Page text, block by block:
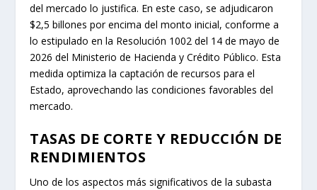
del mercado lo justifica. En este caso, se adjudicaron
$2,5 billones por encima del monto inicial, conforme a
lo estipulado en la Resolución 1002 del 14 de mayo de
2026 del Ministerio de Hacienda y Crédito Público. Esta
medida optimiza la captación de recursos para el
Estado, aprovechando las condiciones favorables del
mercado.
TASAS DE CORTE Y REDUCCIÓN DE
RENDIMIENTOS
Uno de los aspectos más significativos de la subasta